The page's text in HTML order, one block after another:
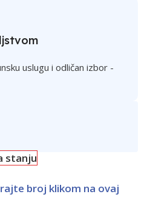
uslugu i odličan izbor -
stanju
broj klikom na ovaj